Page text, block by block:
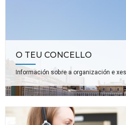
O TEU CONCELLO
Información sobre a organización e